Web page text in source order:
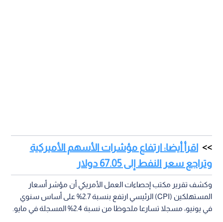
اقرأ أيضا: ارتفاع مؤشرات الأسهم الأميركية
وتراجع سعر النفط إلى 67.05 دولار
وكشف تقرير مكتب إحصاءات العمل الأمريكي أن مؤشر أسعار
المستهلكين (CPI) الرئيسي ارتفع بنسبة 2.7% على أساس سنوي
في يونيو، مسجلا تسارعا ملحوظا من نسبة 2.4% المسجلة في مايو.